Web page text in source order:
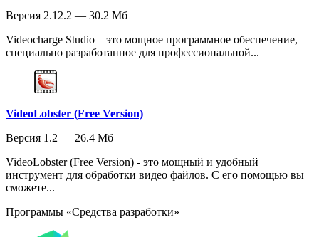
Версия 2.12.2 — 30.2 Мб
Videocharge Studio – это мощное программное обеспечение,
специально разработанное для профессиональной...
VideoLobster (Free Version)
Версия 1.2 — 26.4 Мб
VideoLobster (Free Version) - это мощный и удобный
инструмент для обработки видео файлов. С его помощью вы
сможете...
Программы «Средства разработки»